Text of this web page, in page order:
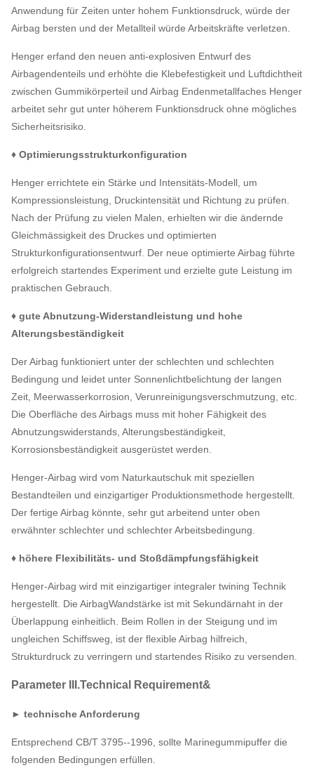
Anwendung für Zeiten unter hohem Funktionsdruck, würde der
Airbag bersten und der Metallteil würde Arbeitskräfte verletzen.
Henger erfand den neuen anti-explosiven Entwurf des
Airbagendenteils und erhöhte die Klebefestigkeit und Luftdichtheit
zwischen Gummikörperteil und Airbag Endenmetallfaches Henger
arbeitet sehr gut unter höherem Funktionsdruck ohne mögliches
Sicherheitsrisiko.
♦ Optimierungsstrukturkonfiguration
Henger errichtete ein Stärke und Intensitäts-Modell, um
Kompressionsleistung, Druckintensität und Richtung zu prüfen.
Nach der Prüfung zu vielen Malen, erhielten wir die ändernde
Gleichmässigkeit des Druckes und optimierten
Strukturkonfigurationsentwurf. Der neue optimierte Airbag führte
erfolgreich startendes Experiment und erzielte gute Leistung im
praktischen Gebrauch.
♦ gute Abnutzung-Widerstandleistung und hohe
Alterungsbeständigkeit
Der Airbag funktioniert unter der schlechten und schlechten
Bedingung und leidet unter Sonnenlichtbelichtung der langen
Zeit, Meerwasserkorrosion, Verunreinigungsverschmutzung, etc.
Die Oberfläche des Airbags muss mit hoher Fähigkeit des
Abnutzungswiderstands, Alterungsbeständigkeit,
Korrosionsbeständigkeit ausgerüstet werden.
Henger-Airbag wird vom Naturkautschuk mit speziellen
Bestandteilen und einzigartiger Produktionsmethode hergestellt.
Der fertige Airbag könnte, sehr gut arbeitend unter oben
erwähnter schlechter und schlechter Arbeitsbedingung.
♦ höhere Flexibilitäts- und Stoßdämpfungsfähigkeit
Henger-Airbag wird mit einzigartiger integraler twining Technik
hergestellt. Die AirbagWandstärke ist mit Sekundärnaht in der
Überlappung einheitlich. Beim Rollen in der Steigung und im
ungleichen Schiffsweg, ist der flexible Airbag hilfreich,
Strukturdruck zu verringern und startendes Risiko zu versenden.
Parameter III.Technical Requirement&
► technische Anforderung
Entsprechend CB/T 3795--1996, sollte Marinegummipuffer die
folgenden Bedingungen erfüllen.